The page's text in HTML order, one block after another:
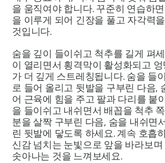
을 움직여야 합니다. 꾸준히 연습하
을 이루게 되어 긴장을 풀고 자각력
것입니다.
숨을 깊이 들이쉬고 척추를 길게 펴
이 열리면서 횡격막이 활성화되고
가 더 깊게 스트레칭됩니다. 숨을 들
로 들어 올리고 뒷발을 구부린 다음,
어 근육에 힘을 주고 팔과 다리를 붙
을 들이쉬고 내쉬면서 배꼽을 척추
분을 살짝 구부린 다음, 숨을 내쉬면
린 뒷발에 닿도록 하세요. 계속 호흡
신감 넘치는 눈빛으로 앞을 바라보
솟아나는 것을 느껴보세요.